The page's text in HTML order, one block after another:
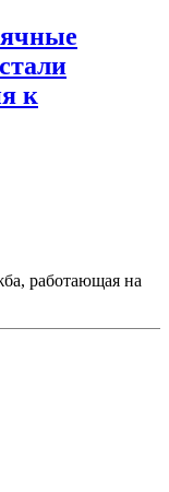
к
работающая на